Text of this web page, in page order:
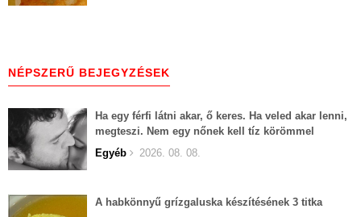
NÉPSZERŰ BEJEGYZÉSEK
Ha egy férfi látni akar, ő keres. Ha veled akar lenni,
megteszi. Nem egy nőnek kell tíz körömmel
belekapaszkodva mindent feláldozni.
Egyéb 2026. 08. 08.
A habkönnyű grízgaluska készítésének 3 titka